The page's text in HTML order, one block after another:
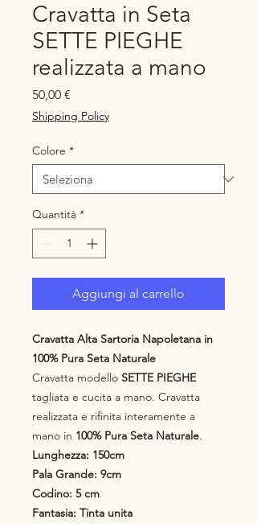
Cravatta in Seta
SETTE PIEGHE
realizzata a mano
50,00 €
Shipping Policy
Colore *
Quantità *
Aggiungi al carrello
Cravatta Alta Sartoria Napoletana in
100% Pura Seta Naturale
Cravatta modello SETTE PIEGHE
tagliata e cucita a mano. Cravatta
realizzata e rifinita interamente a
mano in 100% Pura Seta Naturale.
Lunghezza: 150cm
Pala Grande: 9cm
Codino: 5 cm
Fantasia: Tinta unita